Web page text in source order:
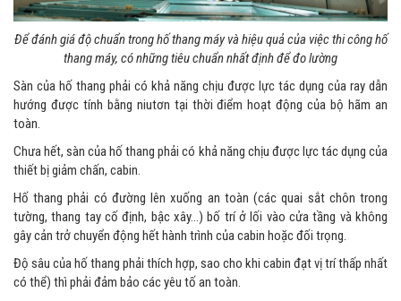
Để đánh giá độ chuẩn trong hố thang máy và hiệu quả của việc thi công hố
thang máy, có những tiêu chuẩn nhất định để đo lường
Sàn của hố thang phải có khả năng chịu được lực tác dụng của ray dẫn
hướng được tính bằng niutơn tại thời điểm hoạt động của bộ hãm an
toàn.
Chưa hết, sàn của hố thang phải có khả năng chịu được lực tác dụng của
thiết bị giảm chấn, cabin.
Hố thang phải có đường lên xuống an toàn (các quai sắt chôn trong
tường, thang tay cố định, bậc xây…) bố trí ở lối vào cửa tầng và không
gây cản trở chuyển động hết hành trình của cabin hoặc đối trọng.
Độ sâu của hố thang phải thích hợp, sao cho khi cabin đạt vị trí thấp nhất
có thể) thì phải đảm bảo các yêu tố an toàn.